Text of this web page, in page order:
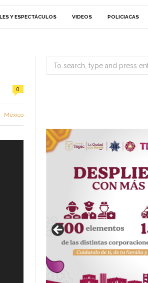
Y ESPECTÁCULOS VIDEOS POLICIACAS
0
México
Search
for: